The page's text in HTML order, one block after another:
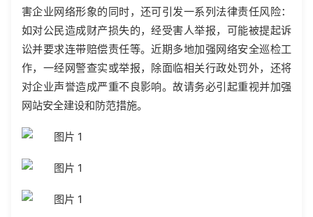
害企业网络形象的同时，还可引发一系列法律责任风险：
如对公民造成财产损失的，经受害人举报，可能被提起诉
讼并要求连带赔偿责任等。近期多地加强网络安全巡检工
作，一经网警查实或举报，除面临相关行政处罚外，还将
对企业声誉造成严重不良影响。故请务必引起重视并加强
网站安全建设和防范措施。